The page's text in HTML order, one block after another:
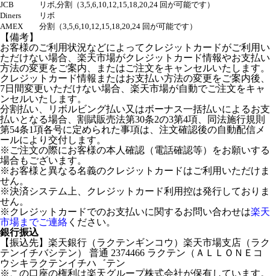
JCB
リボ,分割（3,5,6,10,12,15,18,20,24 回が可能です）
Diners
リボ
AMEX
分割（3,5,6,10,12,15,18,20,24 回が可能です）
【備考】
お客様のご利用状況などによってクレジットカードがご利用い
ただけない場合、楽天市場がクレジットカード情報やお支払い
方法の変更をご案内、またはご注文をキャンセルいたします。
クレジットカード情報またはお支払い方法の変更をご案内後、
7日間変更いただけない場合、楽天市場が自動でご注文をキャ
ンセルいたします。
分割払い、リボルビング払い又はボーナス一括払いによるお支
払いとなる場合、割賦販売法第30条2の3第4項、同法施行規則
第54条1項各号に定められた事項は、注文確認後の自動配信メ
ールにより交付します。
※ご注文の際にお客様の本人確認（電話確認等）をお願いする
場合もございます。
※お客様と異なる名義のクレジットカードはご利用いただけま
せん。
※決済システム上、クレジットカード利用控は発行しておりま
せん。
※クレジットカードでのお支払いに関するお問い合わせは楽天
市場までご連絡 ください。
銀行振込
【振込先】楽天銀行（ラクテンギンコウ）楽天市場支店（ラク
テンイチバシテン） 普通 2374466 ラクテン（ＡＬＬＯＮＥコ
ウシキラクテンイチハ゛テン
※この口座の権利は楽天グループ株式会社が保有しています。